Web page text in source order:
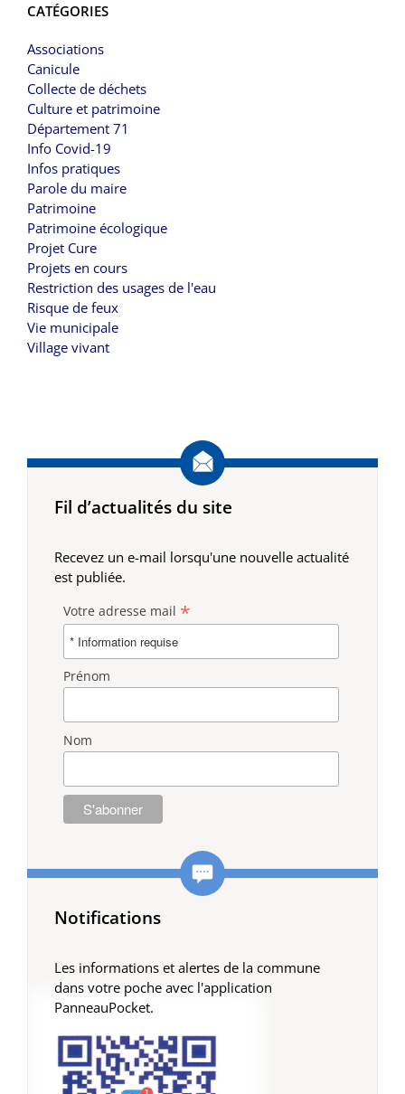
CATÉGORIES
Associations
Canicule
Collecte de déchets
Culture et patrimoine
Département 71
Info Covid-19
Infos pratiques
Parole du maire
Patrimoine
Patrimoine écologique
Projet Cure
Projets en cours
Restriction des usages de l'eau
Risque de feux
Vie municipale
Village vivant
Fil d’actualités du site
Recevez un e-mail lorsqu'une nouvelle actualité
est publiée.
Votre adresse mail *
Prénom
Nom
Notifications
Les informations et alertes de la commune
dans votre poche avec l'application
PanneauPocket.